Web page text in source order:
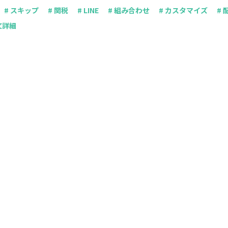
# スキップ # 関税 # LINE # 組み合わせ # カスタマイズ
#
細